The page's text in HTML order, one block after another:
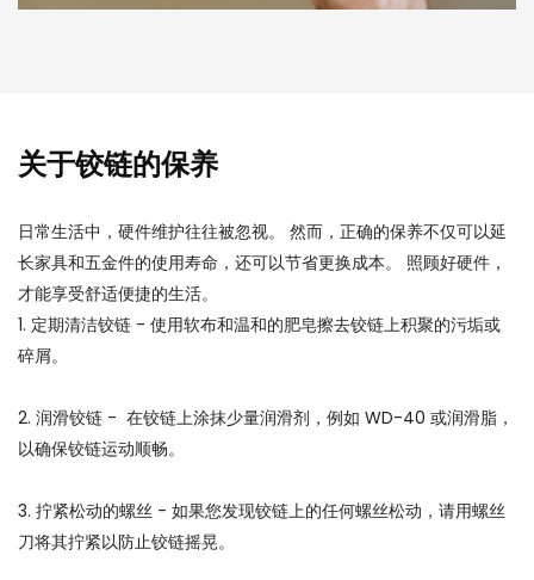
关于铰链的保养
日常生活中，硬件维护往往被忽视。 然而，正确的保养不仅可以延
长家具和五金件的使用寿命，还可以节省更换成本。 照顾好硬件，
才能享受舒适便捷的生活。
1. 定期清洁铰链 - 使用软布和温和的肥皂擦去铰链上积聚的污垢或
碎屑。
2. 润滑铰链 - 在铰链上涂抹少量润滑剂，例如 WD-40 或润滑脂，
以确保铰链运动顺畅。
3. 拧紧松动的螺丝 - 如果您发现铰链上的任何螺丝松动，请用螺丝
刀将其拧紧以防止铰链摇晃。